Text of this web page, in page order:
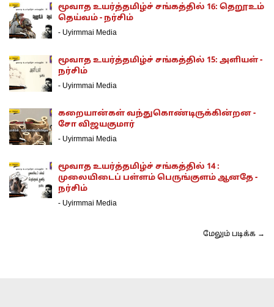
மூவாத உயர்த்தமிழ்ச் சங்கத்தில் 16: தெறூஉம்
தெய்வம் - நர்சிம்
- Uyirmmai Media
மூவாத உயர்த்தமிழ்ச் சங்கத்தில் 15: அளியள் -
நர்சிம்
- Uyirmmai Media
கறையான்கள் வந்துகொண்டிருக்கின்றன -
சோ விஜயகுமார்
- Uyirmmai Media
மூவாத உயர்த்தமிழ்ச் சங்கத்தில் 14 :
முலையிடைப் பள்ளம் பெருங்குளம் ஆனதே -
நர்சிம்
- Uyirmmai Media
மேலும் படிக்க →